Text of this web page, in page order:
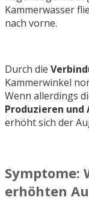
Kammerwasser
nach vorne.
Durch die
Kammerwinkel
Wenn allerdings
Produzieren und
erhöht sich der
Symptome:
erhöhten